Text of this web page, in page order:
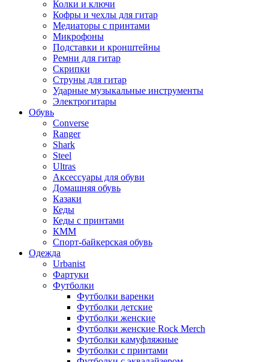
Колки и ключи
Кофры и чехлы для гитар
Медиаторы с принтами
Микрофоны
Подставки и кронштейны
Ремни для гитар
Скрипки
Струны для гитар
Ударные музыкальные инструменты
Электрогитары
Обувь
Converse
Ranger
Shark
Steel
Ultras
Аксессуары для обуви
Домашняя обувь
Казаки
Кеды
Кеды с принтами
КММ
Спорт-байкерская обувь
Одежда
Urbanist
Фартуки
Футболки
Футболки варенки
Футболки детские
Футболки женские
Футболки женские Rock Merch
Футболки камуфляжные
Футболки с принтами